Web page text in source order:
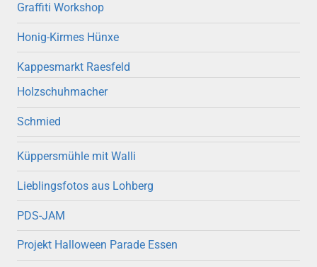
Graffiti Workshop
Honig-Kirmes Hünxe
Kappesmarkt Raesfeld
Holzschuhmacher
Schmied
Küppersmühle mit Walli
Lieblingsfotos aus Lohberg
PDS-JAM
Projekt Halloween Parade Essen